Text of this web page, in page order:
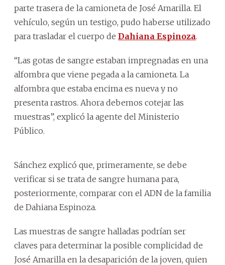
parte trasera de la camioneta de José Amarilla. El
vehículo, según un testigo, pudo haberse utilizado
para trasladar el cuerpo de Dahiana Espinoza.
“Las gotas de sangre estaban impregnadas en una
alfombra que viene pegada a la camioneta. La
alfombra que estaba encima es nueva y no
presenta rastros. Ahora debemos cotejar las
muestras”, explicó la agente del Ministerio
Público.
Sánchez explicó que, primeramente, se debe
verificar si se trata de sangre humana para,
posteriormente, comparar con el ADN de la familia
de Dahiana Espinoza.
Las muestras de sangre halladas podrían ser
claves para determinar la posible complicidad de
José Amarilla en la desaparición de la joven, quien